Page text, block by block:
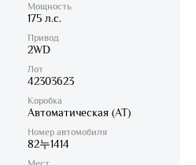
Мощность
175 л.с.
Привод
2WD
Лот
42303623
Коробка
Автоматическая (AT)
Номер автомобиля
82누1414